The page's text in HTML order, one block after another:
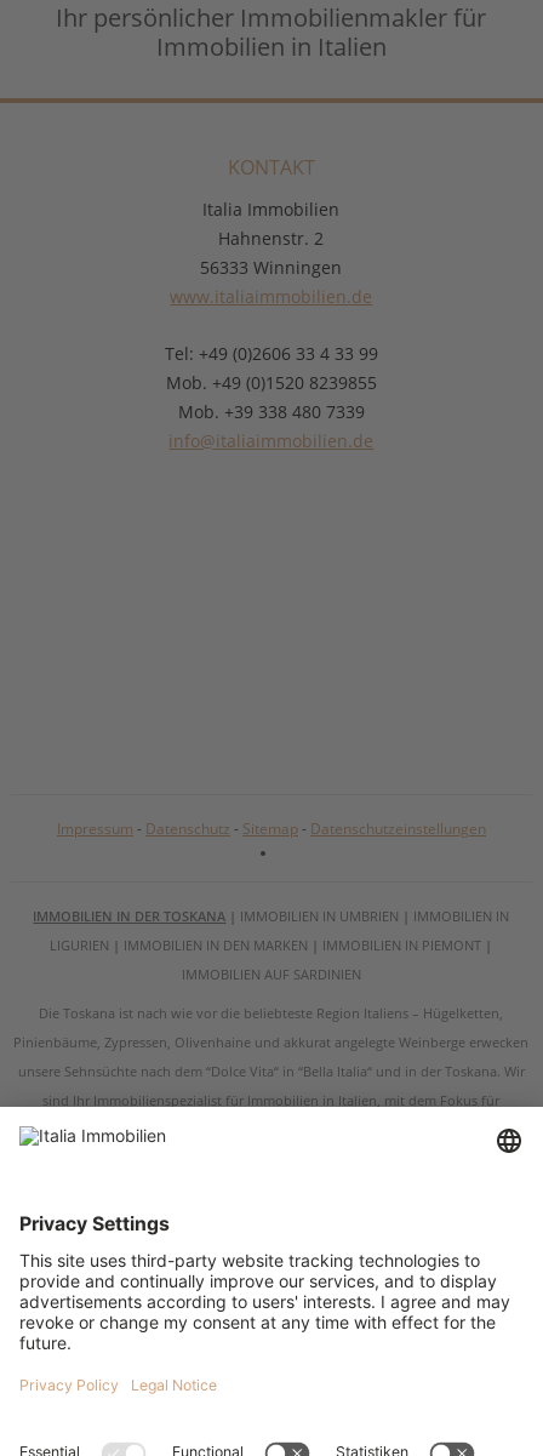
Ihr persönlicher Immobilienmakler für
Immobilien in Italien
KONTAKT
Italia Immobilien
Hahnenstr. 2
56333 Winningen
www.italiaimmobilien.de
Tel: +49 (0)2606 33 4 33 99
Mob. +49 (0)1520 8239855
Mob. +39 338 480 7339
info@italiaimmobilien.de
Impressum - Datenschutz - Sitemap- Datenschutzeinstellungen
IMMOBILIEN IN DER TOSKANA | IMMOBILIEN IN UMBRIEN | IMMOBILIEN IN
LIGURIEN | IMMOBILIEN IN DEN MARKEN | IMMOBILIEN IN PIEMONT |
IMMOBILIEN AUF SARDINIEN
Die Toskana ist nach wie vor die beliebteste Region Italiens – Hügelketten,
Pinienbäume, Zypressen, Olivenhaine und akkurat angelegte Weinberge erwecken
unsere Sehnsüchte nach dem “Dolce Vita“ in “Bella Italia“ und in der Toskana. Wir
sind Ihr Immobilienspezialist für Immobilien in Italien, mit dem Fokus für
Immobilien in der Toskana und in Umbrien. Egal ob Sie ein renoviertes
Bauernhaus, eine restaurierungsbedürftige Ruine, eine historische Villa oder eine
um Immobilien in der Toskana und um Immobilien in Umbrien geht. Italia
Toskana, darunter Arezzo, Grosseto, Livorno, Pistoia, Prato sowie in den
Kulturstädten der Toskana Siena, Florenz, Pisa und Lucca. Die schönsten
Bauernhäuser in der Toskana finden Sie in der Süd-Toskana sowie in den wohl
Maremma. Was auch immer Sie für eine Immobilie in der Toskana suchen, wir
Häusern am Meer, Häusern am See, Wohnungen, Neubauprojekten und Anlage-